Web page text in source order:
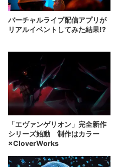
バーチャルライブ配信アプリが
リアルイベントしてみた結果!?
「エヴァンゲリオン」完全新作
シリーズ始動 制作はカラー
×CloverWorks